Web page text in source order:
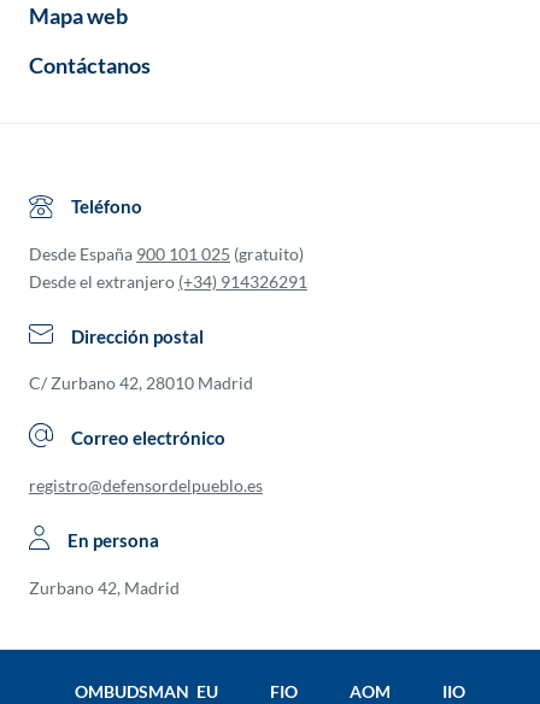
Mapa web
Contáctanos
Teléfono
Desde España 900 101 025 (gratuito)
Desde el extranjero (+34) 914326291
Dirección postal
C/ Zurbano 42, 28010 Madrid
Correo electrónico
registro@defensordelpueblo.es
En persona
Zurbano 42, Madrid
OMBUDSMAN EU FIO AOM IIO